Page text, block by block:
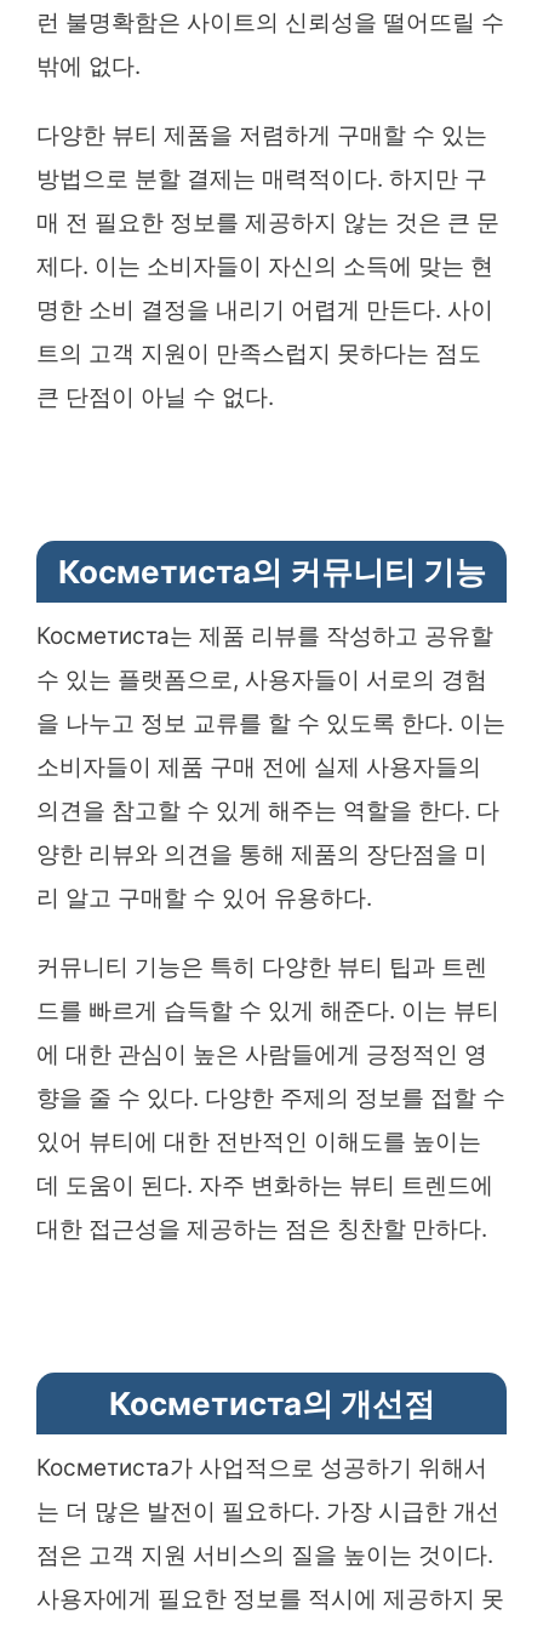
런 불명확함은 사이트의 신뢰성을 떨어뜨릴 수
밖에 없다.
다양한 뷰티 제품을 저렴하게 구매할 수 있는
방법으로 분할 결제는 매력적이다. 하지만 구
매 전 필요한 정보를 제공하지 않는 것은 큰 문
제다. 이는 소비자들이 자신의 소득에 맞는 현
명한 소비 결정을 내리기 어렵게 만든다. 사이
트의 고객 지원이 만족스럽지 못하다는 점도
큰 단점이 아닐 수 없다.
Косметиста의 커뮤니티 기능
Косметиста는 제품 리뷰를 작성하고 공유할
수 있는 플랫폼으로, 사용자들이 서로의 경험
을 나누고 정보 교류를 할 수 있도록 한다. 이는
소비자들이 제품 구매 전에 실제 사용자들의
의견을 참고할 수 있게 해주는 역할을 한다. 다
양한 리뷰와 의견을 통해 제품의 장단점을 미
리 알고 구매할 수 있어 유용하다.
커뮤니티 기능은 특히 다양한 뷰티 팁과 트렌
드를 빠르게 습득할 수 있게 해준다. 이는 뷰티
에 대한 관심이 높은 사람들에게 긍정적인 영
향을 줄 수 있다. 다양한 주제의 정보를 접할 수
있어 뷰티에 대한 전반적인 이해도를 높이는
데 도움이 된다. 자주 변화하는 뷰티 트렌드에
대한 접근성을 제공하는 점은 칭찬할 만하다.
Косметиста의 개선점
Косметиста가 사업적으로 성공하기 위해서
는 더 많은 발전이 필요하다. 가장 시급한 개선
점은 고객 지원 서비스의 질을 높이는 것이다.
사용자에게 필요한 정보를 적시에 제공하지 못